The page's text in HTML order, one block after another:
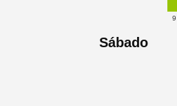
9
Sábado